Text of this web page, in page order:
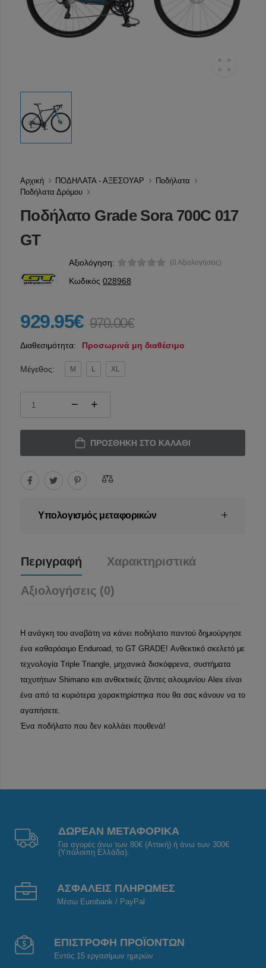
Αρχική ΠΟΔΗΛΑΤΑ - ΑΞΕΣΟΥΑΡ
Ποδήλατα
Ποδήλατα Δρόμου
Ποδήλατο Grade Sora 700C 017
GT
Αξιολόγηση: (0 Αξιολογήσεις)
Κωδικός 028968
929.95€ 970.00€
Διαθεσιμότητα: Προσωρινά μη διαθέσιμο
Μέγεθος: M L XL
ΠΡΟΣΘΉΚΗ ΣΤΟ ΚΑΛΆΘΙ
Υπολογισμός μεταφορικών
Περιγραφή Χαρακτηριστικά
Αξιολογήσεις (0)
Η ανάγκη του αναβάτη να κάνει ποδήλατο παντού δημιούργησε
ένα καθαρόαιμο Enduroad, το GT GRADE! Ανθεκτικό σκελετό με
τεχνολογία Triple Triangle, μηχανικά δισκόφρενα, συστήματα
ταχυτήτων Shimano και ανθεκτικές ζάντες αλουμινίου Alex είναι
ένα από τα κυριότερα χαρακτηρίστηκα που θα σας κάνουν να το
αγαπήσετε.
Ένα ποδήλατο που δεν κολλάει πουθενά!
ΔΩΡΕΑΝ ΜΕΤΑΦΟΡΙΚΑ
Για αγορές άνω των 80€ (Αττική) ή άνω των 300€
(Υπόλοιπη Ελλάδα).
ΑΣΦΑΛΕΙΣ ΠΛΗΡΩΜΕΣ
Μέσω Eurobank / PayPal
ΕΠΙΣΤΡΟΦΗ ΠΡΟΪΟΝΤΩΝ
Εντός 15 εργασίμων ημερών